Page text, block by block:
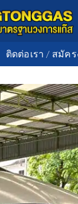
ติดต่อเรา / สมัค